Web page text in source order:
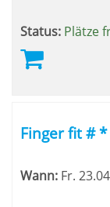
Status: Plätze
Finger fit # *
Wann: Fr.